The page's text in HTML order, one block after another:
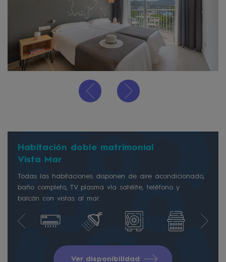
Habitación doble matrimonial
Vista Mar
Todas las habitaciones disponen de aire acondicionado,
baño completo, TV plasma vía satélite, teléfono y
balcón con vistas al mar.
Ver disponibilidad